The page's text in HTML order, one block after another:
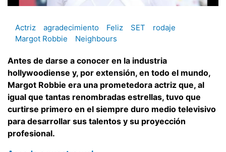
Actriz agradecimiento Feliz SET
rodaje
Margot Robbie
Neighbours
Antes de darse a conocer en la industria
hollywoodiense y, por extensión, en todo el mundo,
Margot Robbie era una prometedora actriz que, al
igual que tantas renombradas estrellas, tuvo que
curtirse primero en el siempre duro medio televisivo
para desarrollar sus talentos y su proyección
profesional.